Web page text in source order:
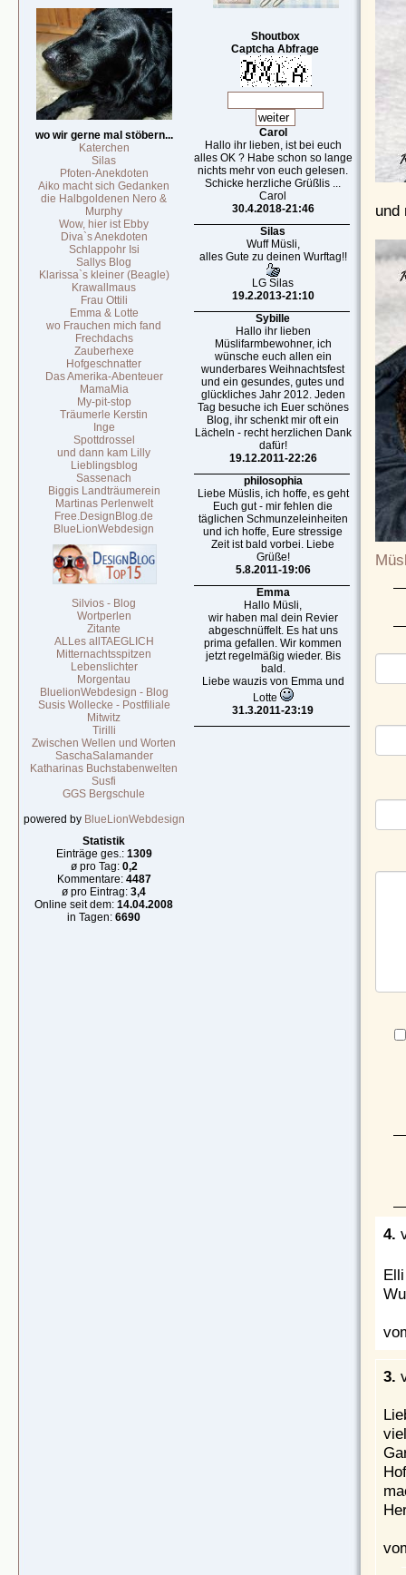
wo wir gerne mal stöbern...
Katerchen
Silas
Pfoten-Anekdoten
Aiko macht sich Gedanken
die Halbgoldenen Nero &
Murphy
Wow, hier ist Ebby
Diva`s Anekdoten
Schlappohr Isi
Sallys Blog
Klarissa`s kleiner (Beagle)
Krawallmaus
Frau Ottili
Emma & Lotte
wo Frauchen mich fand
Frechdachs
Zauberhexe
Hofgeschnatter
Das Amerika-Abenteuer
MamaMia
My-pit-stop
Träumerle Kerstin
Inge
Spottdrossel
und dann kam Lilly
Lieblingsblog
Sassenach
Biggis Landträumerein
Martinas Perlenwelt
Free.DesignBlog.de
BlueLionWebdesign
Silvios - Blog
Wortperlen
Zitante
ALLes allTAEGLICH
Mitternachtsspitzen
Lebenslichter
Morgentau
BluelionWebdesign - Blog
Susis Wollecke - Postfiliale
Mitwitz
Tirilli
Zwischen Wellen und Worten
SaschaSalamander
Katharinas Buchstabenwelten
Susfi
GGS Bergschule
powered by BlueLionWebdesign
Statistik
Einträge ges.: 1309
ø pro Tag: 0,2
Kommentare: 4487
ø pro Eintrag:3,4
Online seit dem:14.04.2008
in Tagen:6690
Shoutbox
Captcha Abfrage
Carol
Hallo ihr lieben, ist bei euch
alles OK ? Habe schon so lange
nichts mehr von euch gelesen.
Schicke herzliche Grüßlis ...
Carol
30.4.2018-21:46
Silas
Wuff Müsli,
alles Gute zu deinen Wurftag!!
LG Silas
19.2.2013-21:10
Sybille
Hallo ihr lieben
Müslifarmbewohner, ich
wünsche euch allen ein
wunderbares Weihnachtsfest
und ein gesundes, gutes und
glückliches Jahr 2012. Jeden
Tag besuche ich Euer schönes
Blog, ihr schenkt mir oft ein
Lächeln - recht herzlichen Dank
dafür!
19.12.2011-22:26
philosophia
Liebe Müslis, ich hoffe, es geht
Euch gut - mir fehlen die
täglichen Schmunzeleinheiten
und ich hoffe, Eure stressige
Zeit ist bald vorbei. Liebe
Grüße!
5.8.2011-19:06
Emma
Hallo Müsli,
wir haben mal dein Revier
abgeschnüffelt. Es hat uns
prima gefallen. Wir kommen
jetzt regelmäßig wieder. Bis
bald.
Liebe wauzis von Emma und
Lotte
31.3.2011-23:19
und
4.
3.